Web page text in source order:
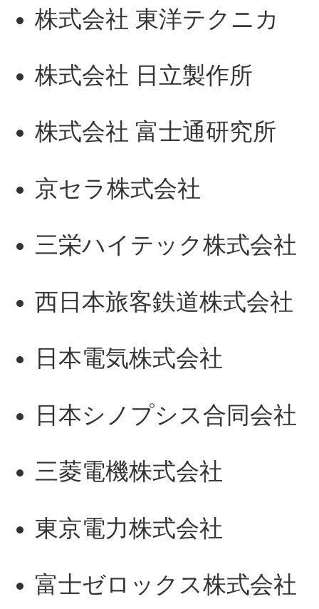
株式会社 東洋テクニカ
株式会社 日立製作所
株式会社 富士通研究所
京セラ株式会社
三栄ハイテック株式会社
西日本旅客鉄道株式会社
日本電気株式会社
日本シノプシス合同会社
三菱電機株式会社
東京電力株式会社
富士ゼロックス株式会社